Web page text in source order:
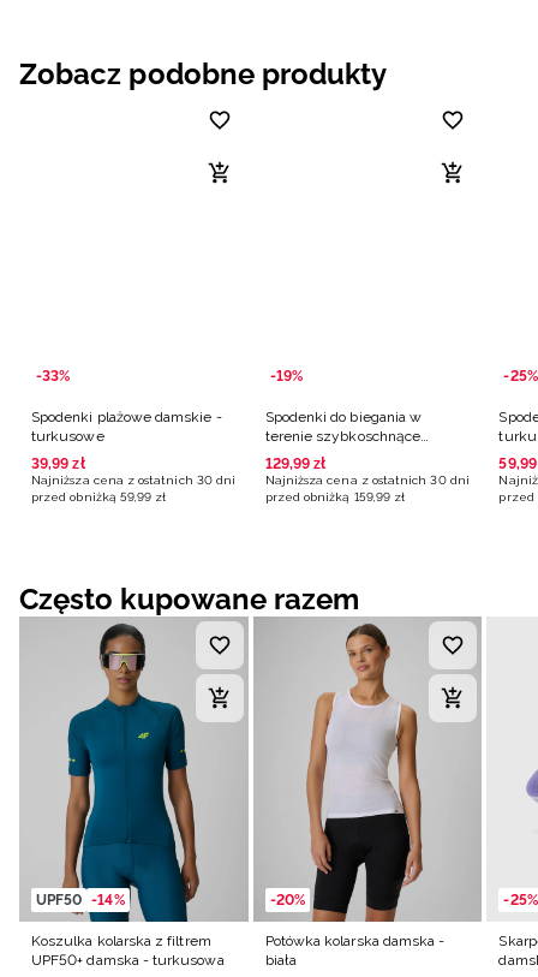
Zobacz podobne produkty
-33%
Spodenki plażowe damskie -
turkusowe
39,99 zł
Najniższa cena z ostatnich 30 dni
przed obniżką 59,99 zł
-19%
Spodenki do biegania w
terenie szybkoschnące
damskie - turkusowe
129,99 zł
Najniższa cena z ostatnich 30 dni
przed obniżką 159,99 zł
-25%
59,99
przed
Często kupowane razem
UPF50 -14%
Koszulka kolarska z filtrem
UPF50+ damska - turkusowa
-20%
Potówka kolarska damska -
biała
-25%